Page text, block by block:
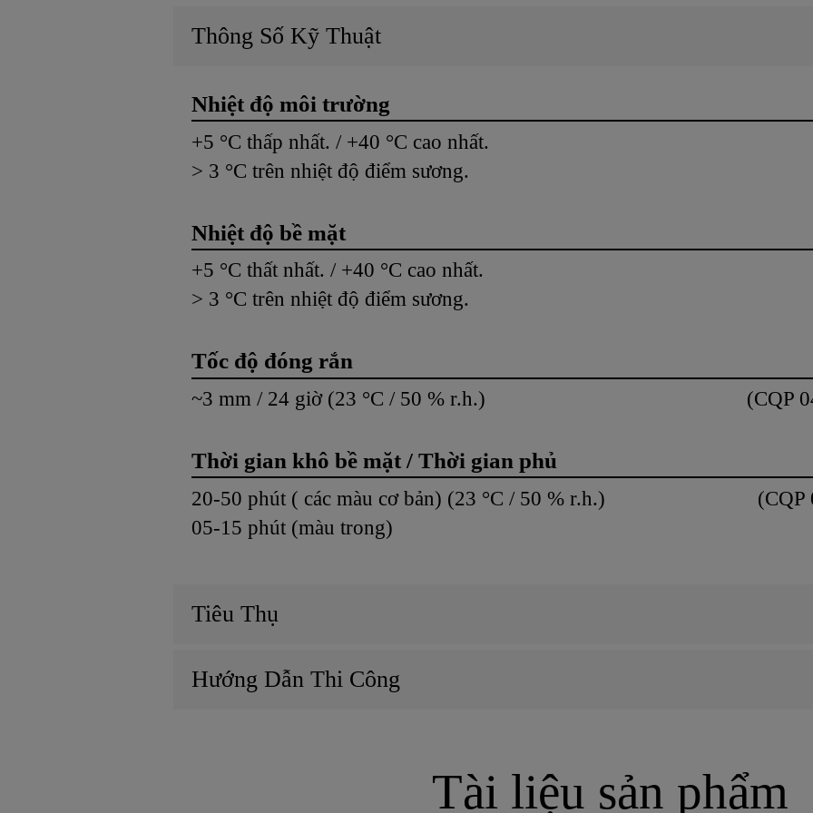
Thông Số Kỹ Thuật
Nhiệt độ môi trường
+5 °C thấp nhất. / +40 °C cao nhất.
> 3 °C trên nhiệt độ điểm sương.
Nhiệt độ bề mặt
+5 °C thất nhất. / +40 °C cao nhất.
> 3 °C trên nhiệt độ điểm sương.
Tốc độ đóng rắn
~3 mm / 24 giờ (23 °C / 50 % r.h.) (CQP
Thời gian khô bề mặt / Thời gian phủ
20-50 phút ( các màu cơ bản) (23 °C / 50 % r.h.) (CQP
05-15 phút (màu trong)
Tiêu Thụ
Hướng Dẫn Thi Công
Tài liệu sản phẩm